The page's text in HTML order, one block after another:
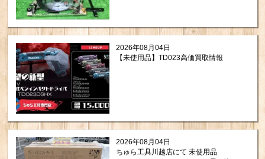
2026年08月04日
【未使用品】TD023高価買取情報
2026年08月04日
ちゅら工具川越店にて 未使用品